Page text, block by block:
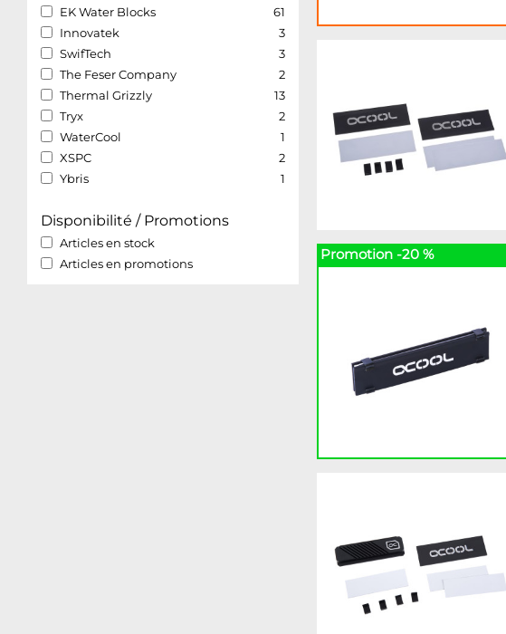
EK Water Blocks
61
Innovatek
3
SwifTech
3
The Feser Company
2
Thermal Grizzly
13
Tryx
2
WaterCool
1
XSPC
2
Ybris
1
Disponibilité / Promotions
Articles en stock
Articles en promotions
Promotion -20 %